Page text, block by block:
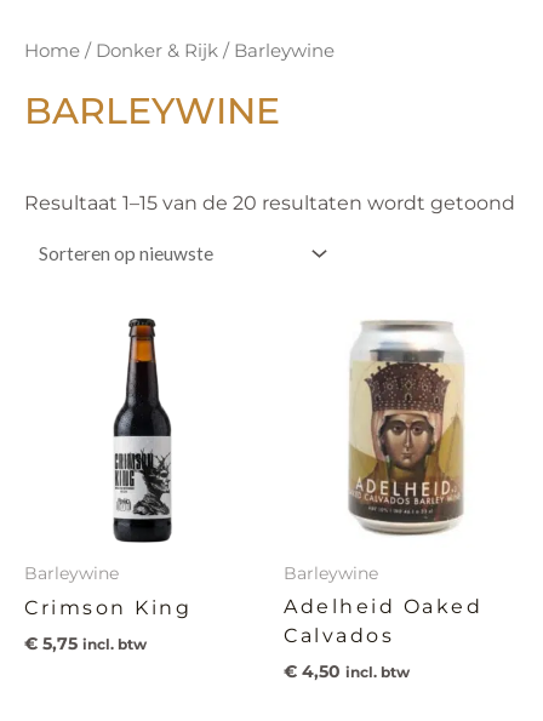
Home / Donker & Rijk / Barleywine
BARLEYWINE
Resultaat 1–15 van de 20 resultaten wordt getoond
Barleywine
Crimson King
€ 5,75 incl. btw
Barleywine
Adelheid Oaked
Calvados
€ 4,50 incl. btw